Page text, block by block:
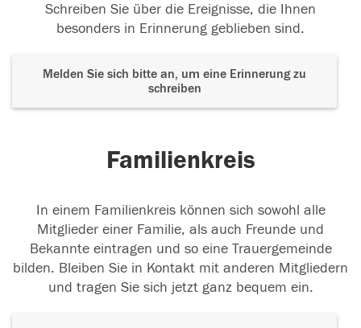
Schreiben Sie über die Ereignisse, die Ihnen
besonders in Erinnerung geblieben sind.
Melden Sie sich bitte an, um eine Erinnerung zu
schreiben
Familienkreis
In einem Familienkreis können sich sowohl alle
Mitglieder einer Familie, als auch Freunde und
Bekannte eintragen und so eine Trauergemeinde
bilden. Bleiben Sie in Kontakt mit anderen Mitgliedern
und tragen Sie sich jetzt ganz bequem ein.